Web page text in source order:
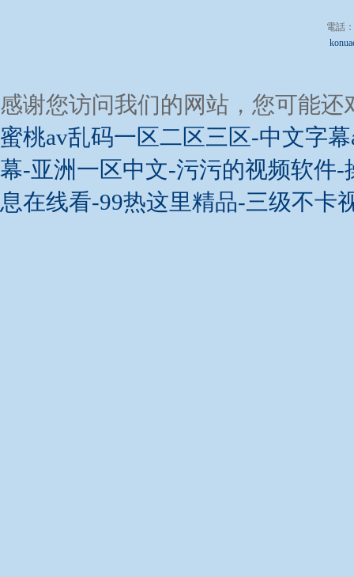
電話
感谢您访问我们的网站，您可能还
蜜桃av乱码一区二区三区-中文字
幕-亚洲一区中文-污污的视频软件
息在线看-99热这里精品-三级不卡